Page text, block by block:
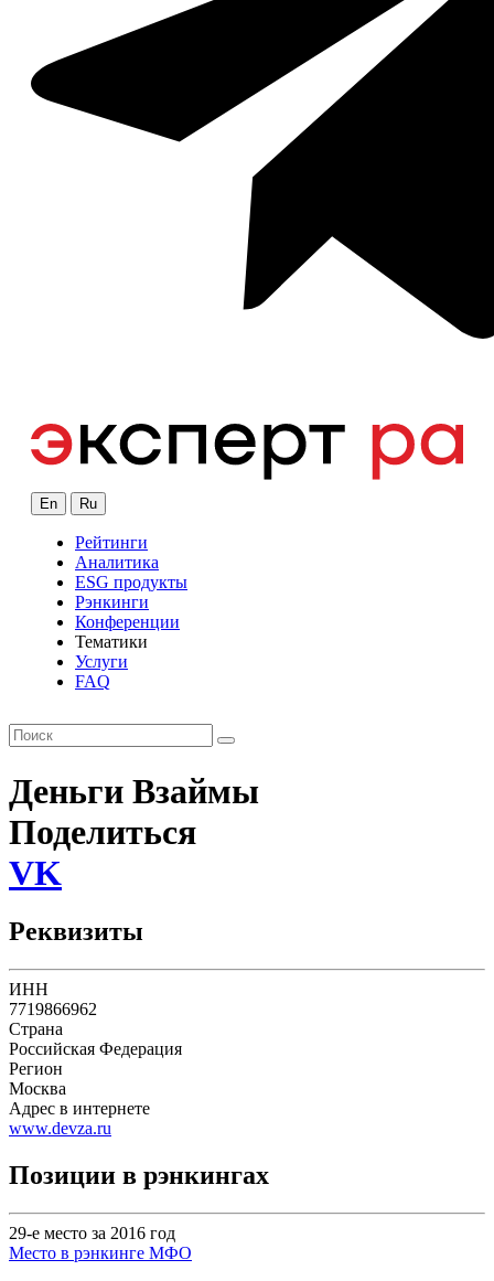
En Ru
Рейтинги
Аналитика
ESG продукты
Рэнкинги
Конференции
Тематики
Услуги
FAQ
Деньги Взаймы
Поделиться
VK
Реквизиты
ИНН
7719866962
Страна
Российская Федерация
Регион
Москва
Адрес в интернете
www.devza.ru
Позиции в рэнкингах
29-е место за 2016 год
Место в рэнкинге МФО